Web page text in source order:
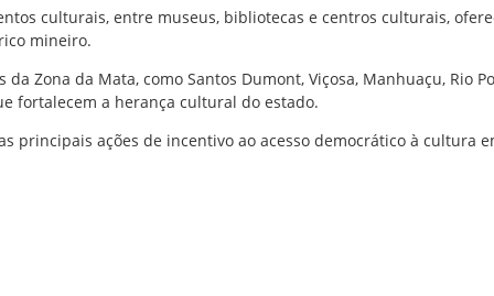
culturais, entre museus, bibliotecas e centros culturais,
mineiro.
Zona da Mata, como Santos Dumont, Viçosa, Manhuaçu, Rio
fortalecem a herança cultural do estado.
principais ações de incentivo ao acesso democrático à cultura